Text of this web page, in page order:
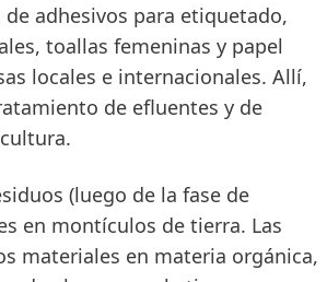
adhesivos para etiquetado,
toallas femeninas y papel
locales e internacionales. Allí,
de efluentes y de
(luego de la fase de
en montículos de tierra. Las
materiales en materia orgánica,